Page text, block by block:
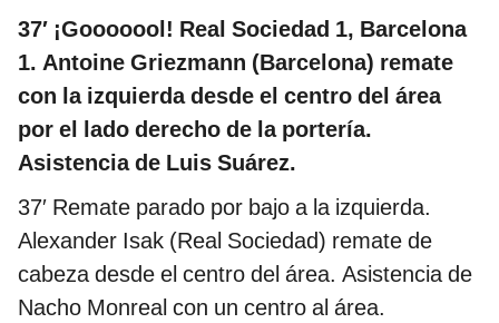
37′ ¡Gooooool! Real Sociedad 1, Barcelona
1. Antoine Griezmann (Barcelona) remate
con la izquierda desde el centro del área
por el lado derecho de la portería.
Asistencia de Luis Suárez.
37′ Remate parado por bajo a la izquierda.
Alexander Isak (Real Sociedad) remate de
cabeza desde el centro del área. Asistencia de
Nacho Monreal con un centro al área.